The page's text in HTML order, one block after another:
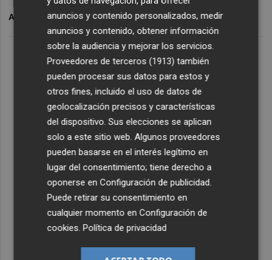
ARCHIVADO EN CD ELDENSE OGBUEHI
anuncios y contenido personalizados, medir
anuncios y contenido, obtener información
sobre la audiencia y mejorar los servicios.
Proveedores de terceros (1913) también
pueden procesar sus datos para estos y
otros fines, incluido el uso de datos de
geolocalización precisos y características
del dispositivo. Sus elecciones se aplican
solo a este sitio web. Algunos proveedores
pueden basarse en el interés legítimo en
lugar del consentimiento; tiene derecho a
oponerse enConfiguración de publicidad
Puede retirar su consentimiento en
cualquier momento enConfiguración de
cookies .Política de privacidad